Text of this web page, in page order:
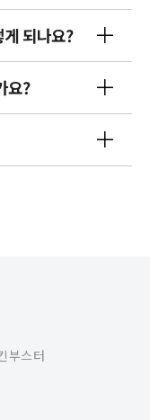
되나요?
요?
부스터